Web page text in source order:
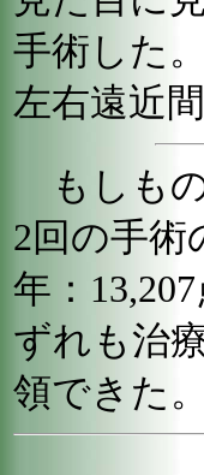
手術した
左右遠近
もしも
2回の手術
年：
ずれも治
領できた。